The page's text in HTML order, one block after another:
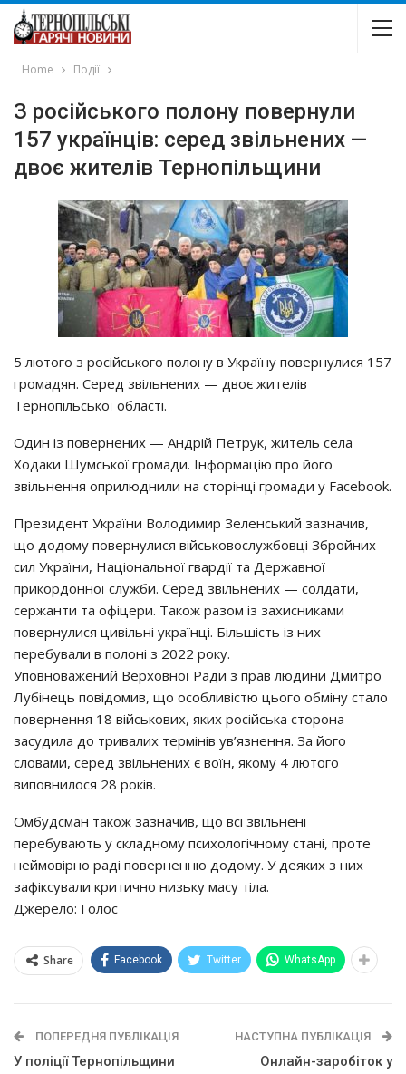
Home Події
З російського полону повернули
157 українців: серед звільнених —
двоє жителів Тернопільщини
5 лютого з російського полону в Україну повернулися 157
громадян. Серед звільнених — двоє жителів
Тернопільської області.
Один із повернених — Андрій Петрук, житель села
Ходаки Шумської громади. Інформацію про його
звільнення оприлюднили на сторінці громади у Facebook.
Президент України Володимир Зеленський зазначив,
що додому повернулися військовослужбовці Збройних
сил України, Національної гвардії та Державної
прикордонної служби. Серед звільнених — солдати,
сержанти та офіцери. Також разом із захисниками
повернулися цивільні українці. Більшість із них
перебували в полоні з 2022 року.
Уповноважений Верховної Ради з прав людини Дмитро
Лубінець повідомив, що особливістю цього обміну стало
повернення 18 військових, яких російська сторона
засудила до тривалих термінів ув’язнення. За його
словами, серед звільнених є воїн, якому 4 лютого
виповнилося 28 років.
Омбудсман також зазначив, що всі звільнені
перебувають у складному психологічному стані, проте
неймовірно раді поверненню додому. У деяких з них
зафіксували критично низьку масу тіла.
Джерело: Голос
Share Facebook Twitter WhatsApp
ПОПЕРЕДНЯ ПУБЛІКАЦІЯ
У поліції Тернопільщини
НАСТУПНА ПУБЛІКАЦІЯ
Онлайн-заробіток у